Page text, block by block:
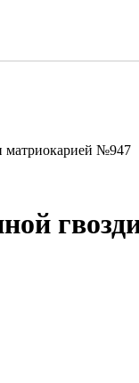
матриокарией №947